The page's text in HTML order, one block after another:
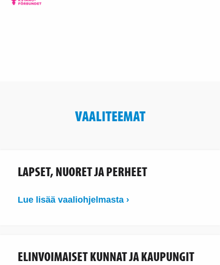
VAALITEEMAT
LAPSET, NUORET JA PERHEET
Lue lisää vaaliohjelmasta ›
ELINVOIMAISET KUNNAT JA KAUPUNGIT